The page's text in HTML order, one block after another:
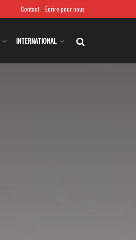
Contact Écrire pour nous
INTERNATIONAL